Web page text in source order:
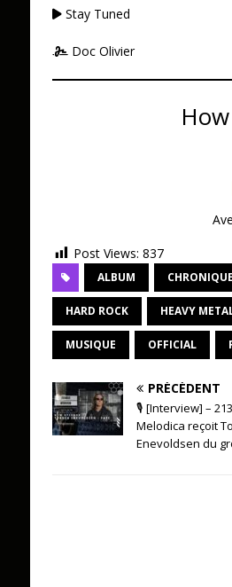
Stay Tuned
Doc Olivier
Post Views: 837
ALBUM CHRONIQUE
HARD ROCK HEAVY
MUSIQUE OFFICIAL
PRÉCÉDENT
🎙 [Interview] –
Melodica reçoit
Enevoldsen du